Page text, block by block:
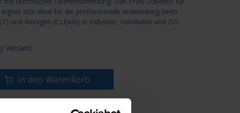
sich ideal für die professionelle Anwendung beim
und Reinigen (CLEAN) in Industrie, Handwerk und DIY.
Versand
in den Warenkorb
Wunschliste Teilen